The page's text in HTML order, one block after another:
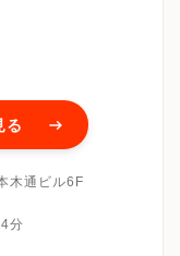
る
木通ビル6F
分